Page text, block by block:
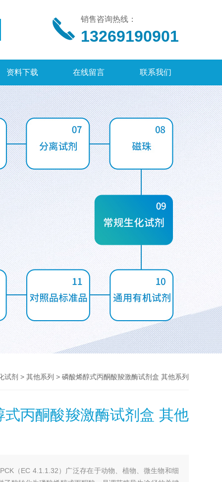
销售咨询热线：
13269190901
资料下载 在线留言 联系我们
试剂 > 其他系列 > 磷酸烯醇式丙酮酸羧激酶试剂盒 其他系列
式丙酮酸羧激酶试剂盒 其他
（EC 4.1.1.32）广泛存在于动物、植物、微生物和细